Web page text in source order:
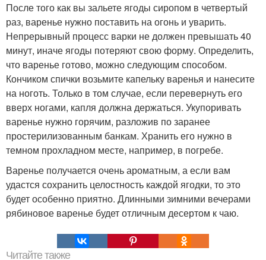
После того как вы зальете ягоды сиропом в четвертый
раз, варенье нужно поставить на огонь и уварить.
Непрерывный процесс варки не должен превышать 40
минут, иначе ягоды потеряют свою форму. Определить,
что варенье готово, можно следующим способом.
Кончиком спички возьмите капельку варенья и нанесите
на ноготь. Только в том случае, если перевернуть его
вверх ногами, капля должна держаться. Укупоривать
варенье нужно горячим, разложив по заранее
простерилизованным банкам. Хранить его нужно в
темном прохладном месте, например, в погребе.
Варенье получается очень ароматным, а если вам
удастся сохранить целостность каждой ягодки, то это
будет особенно приятно. Длинными зимними вечерами
рябиновое варенье будет отличным десертом к чаю.
Читайте также